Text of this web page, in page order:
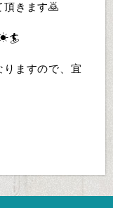
頂きます🙇
りますので、宜